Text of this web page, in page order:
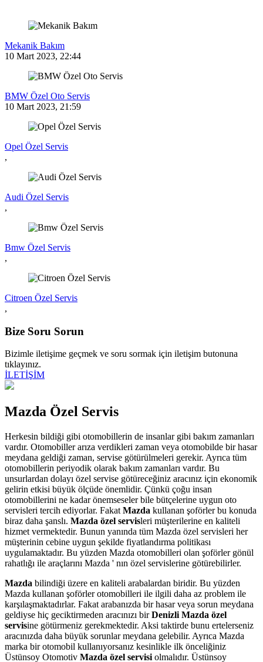
Mekanik Bakım
10 Mart 2023, 22:44
BMW Özel Oto Servis
10 Mart 2023, 21:59
Opel Özel Servis
,
Audi Özel Servis
,
Bmw Özel Servis
,
Citroen Özel Servis
,
Bize Soru Sorun
Bizimle iletişime geçmek ve soru sormak için iletişim butonuna
tıklayınız.
İLETİŞİM
Mazda Özel Servis
Herkesin bildiği gibi otomobillerin de insanlar gibi bakım zamanları
vardır. Otomobiller arıza verdikleri zaman veya otomobilde bir hasar
meydana geldiği zaman, servise götürülmeleri gerekir. Ayrıca tüm
otomobillerin periyodik olarak bakım zamanları vardır. Bu
unsurlardan dolayı özel servise götüreceğiniz aracınız için ekonomik
gelirin etkisi büyük ölçüde önemlidir. Çünkü çoğu insan
otomobillerini ne kadar önemseseler bile bütçelerine uygun oto
servisleri tercih ediyorlar. Fakat Mazda kullanan şoförler bu konuda
biraz daha şanslı. Mazda özel servisleri müşterilerine en kaliteli
hizmet vermektedir. Bunun yanında tüm Mazda özel servisleri her
müşterinin cebine uygun şekilde fiyatlandırma politikası
uygulamaktadır. Bu yüzden Mazda otomobilleri olan şoförler gönül
rahatlığı ile araçlarını Mazda ' nın özel servislerine götürebilirler.
Mazda bilindiği üzere en kaliteli arabalardan biridir. Bu yüzden
Mazda kullanan şoförler otomobilleri ile ilgili daha az problem ile
karşılaşmaktadırlar. Fakat arabanızda bir hasar veya sorun meydana
geldiyse hiç geciktirmeden aracınızı birDenizli Mazda özel
servisine götürmeniz gerekmektedir. Aksi taktirde bunu ertelerseniz
aracınızda daha büyük sorunlar meydana gelebilir. Ayrıca Mazda
marka bir otomobil kullanıyorsanız kesinlikle ilk önceliğiniz
Üstünsoy Otomotiv Mazda özel servisi olmalıdır. Üstünsoy